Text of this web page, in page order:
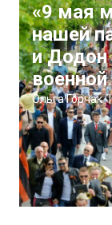
«9 мая
нашей
и Додон
военной
Ольга Горчак |